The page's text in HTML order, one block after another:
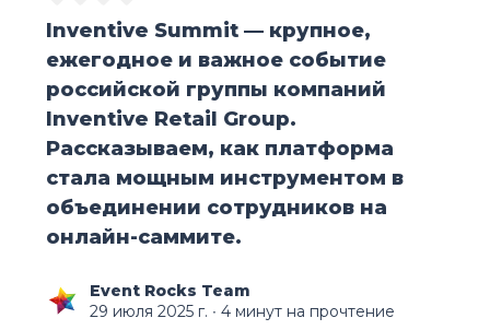
Inventive Summit — крупное,
ежегодное и важное событие
российской группы компаний
Inventive Retail Group.
Рассказываем, как платформа
стала мощным инструментом в
объединении сотрудников на
онлайн-саммите.
Event Rocks Team
29 июля 2025 г. ∙ 4 минут на прочтение